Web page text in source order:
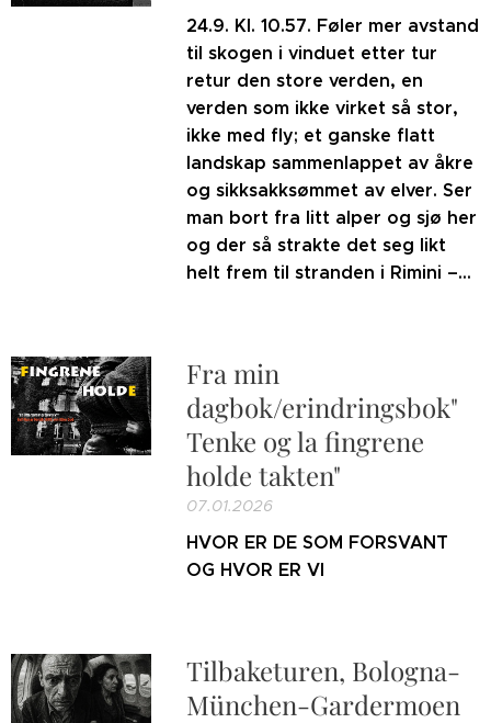
24.9. Kl. 10.57. Føler mer avstand
til skogen i vinduet etter tur
retur den store verden, en
verden som ikke virket så stor,
ikke med fly; et ganske flatt
landskap sammenlappet av åkre
og sikksakksømmet av elver. Ser
man bort fra litt alper og sjø her
og der så strakte det seg likt
helt frem til stranden i Rimini –...
Fra min
dagbok/erindringsbok"
Tenke og la fingrene
holde takten"
07.01.2026
HVOR ER DE SOM FORSVANT
OG HVOR ER VI
Tilbaketuren, Bologna-
München-Gardermoen